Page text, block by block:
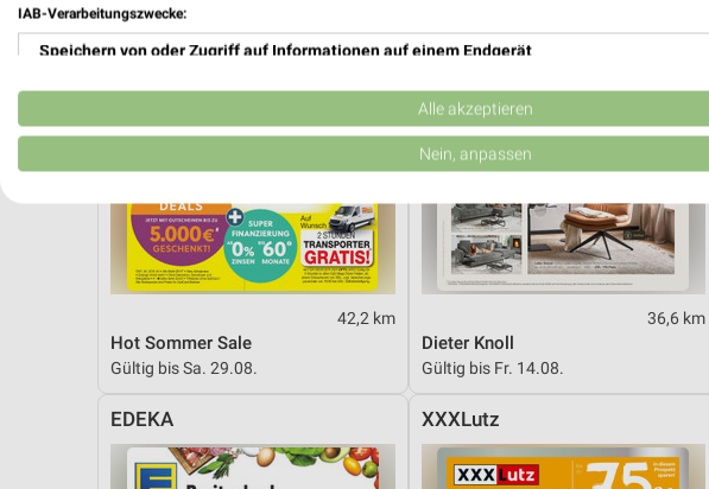
42,2 km
Hot Sommer Sale
Gültig bis Sa. 29.08.
36,6 km
Dieter Knoll
Gültig bis Fr. 14.08.
EDEKA XXXLutz
IAB-Verarbeitungszwecke:
Speichern von oder Zugriff auf Informationen auf einem Endgerät
Verwendung reduzierter Daten zur Auswahl von Werbeanzeigen
Erstellung von Profilen für personalisierte Werbung
Erstellung von Profilen zur Personalisierung von Inhalten
Verwendung von Profilen zur Auswahl personalisierter Inhalte
Messung der Werbeleistung
Analyse von Zielgruppen durch Statistiken oder Kombinationen von Daten aus
Alle akzeptieren
Nein, anpassen